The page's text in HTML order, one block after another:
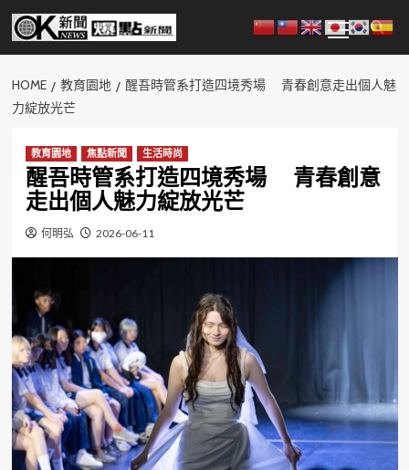
Skip
content
Menu
HOME 教育園地
醒吾時管系打造四境秀場 青春創意走出個人魅
力綻放光芒
教育園地 焦點新聞 生活時尚
醒吾時管系打造四境秀場 青春創意
走出個人魅力綻放光芒
何明弘 2026-06-11